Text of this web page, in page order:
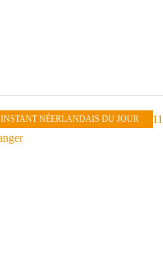
INSTANT NÉERLANDAIS DU JOUR